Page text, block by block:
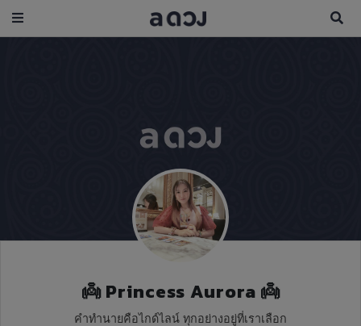
👼 Princess Aurora 👼
คำทำนายคือไกด์ไลน์ ทุกอย่างอยู่ที่เราเลือก